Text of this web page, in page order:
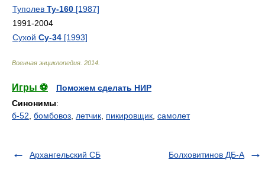
Туполев Ту-160 [1987]
1991-2004
Сухой Су-34 [1993]
Военная энциклопедия 2014
Игры ⚽
Поможем сделать НИР
Синонимы:
б-52 бомбовоз летчик пикировщик самолет
Архангельский СБ Болховитинов ДБ-А